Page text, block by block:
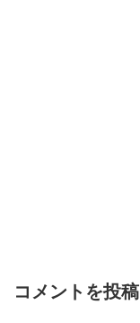
コメントを投稿